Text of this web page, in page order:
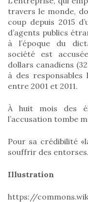
travers le monde,
coup depuis 2015
d’agents publics
à l’époque du
société est
dollars canadiens
à des
entre 2001 et 2011.
À huit mois des
l’accusation tombe
Pour sa crédibilité
souffrir des entorses.
Illustration
https://